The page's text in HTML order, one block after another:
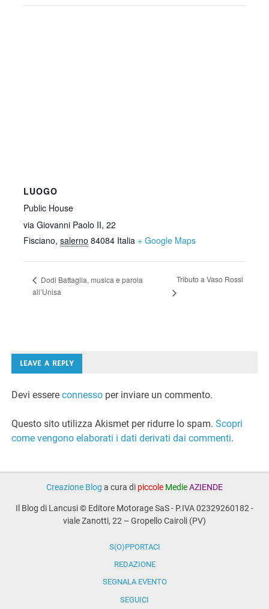
LUOGO
Public House
via Giovanni Paolo II, 22
Fisciano, salerno 84084 Italia + Google Maps
Dodi Battaglia, musica e parola
all’Unisa
Tributo a Vaso Rossi
LEAVE A REPLY
Devi essereconnesso per inviare un commento.
Questo sito utilizza Akismet per ridurre lo spam.Scopri
come vengono elaborati i dati derivati dai commenti.
Creazione Blog a cura di piccole MedieAZIENDE
Il Blog di Lancusi © Editore Motorage SaS - P.IVA 02329260182 -
viale Zanotti, 22 – Gropello Cairoli (PV)
S(O)PPORTACI
REDAZIONE
SEGNALA EVENTO
SEGUICI